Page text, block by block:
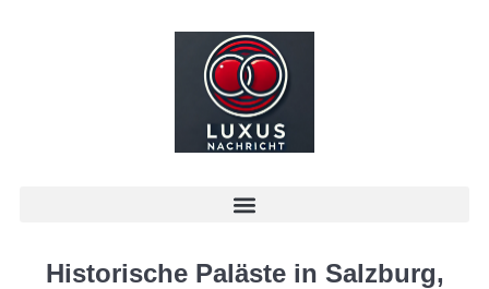
Historische Paläste in Salzburg,